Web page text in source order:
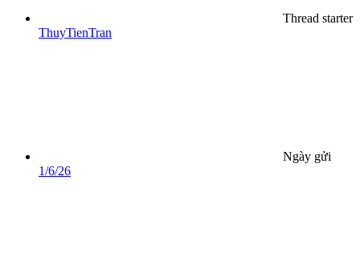
Thread starter
ThuyTienTran
Ngày gửi
1/6/26